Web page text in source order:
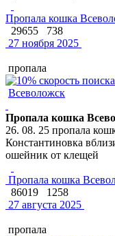
Пропала кошка
29655
738
27 ноября 2025
пропала
Всеволожск
Пропала кошка
26. 08. 25 пропала
Константиновка
ошейник от клещей
Пропала кошка
86019
1258
27 августа 2025
пропала